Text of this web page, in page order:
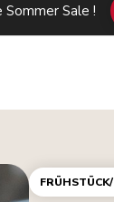
Sale !